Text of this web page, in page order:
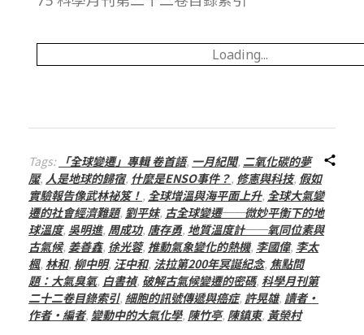
總
號
2
6
5
期
Loading...
Tags: 「全球變遷」專輯 卷首語, 一月紀聞, 二氧化碳的夢
魘, 人是地球的歸宿, 什麼是ENSO事件？, 修憲與科技, 假如
實驗報告像武林祕笈！ , 全球增溫與海平面上升, 全球大氣變
遷的社會經濟難題, 劉平妹, 古全球變遷──微妙平衡下的地
球溫度, 吳明進, 周成功, 唐存勇, 地質溫度計──氧同位素與
古氣候, 姜善鑫, 徐光蓉, 推動氣象變化的熱機, 李國偉, 李太
楓, 林和, 柳中明, 汪中和, 法拉第200年冥誕紀念, 焦點問
題：大氣臭氧, 白書禎, 破解古氣候變遷的密碼, 科學月刊第
二十二卷目錄索引, 細胞的訊號傳遞與癌症, 許晃雄, 讀者‧
作者‧編者, 變動中的大氣化學, 陳竹亭, 陳鎮東, 黃榮村